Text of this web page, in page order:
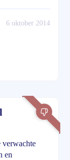
6 oktober 2014
verwachte
en